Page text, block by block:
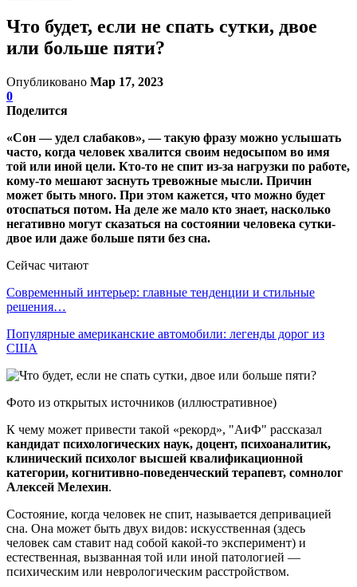
Что будет, если не спать сутки, двое
или больше пяти?
Опубликовано Мар 17, 2023
0
Поделится
«Сон — удел слабаков», — такую фразу можно услышать
часто, когда человек хвалится своим недосыпом во имя
той или иной цели. Кто-то не спит из-за нагрузки по работе,
кому-то мешают заснуть тревожные мысли. Причин
может быть много. При этом кажется, что можно будет
отоспаться потом. На деле же мало кто знает, насколько
негативно могут сказаться на состоянии человека сутки-
двое или даже больше пяти без сна.
Сейчас читают
Современный интерьер: главные тенденции и стильные
решения…
Популярные американские автомобили: легенды дорог из
США
Фото из открытых источников (иллюстративное)
К чему может привести такой «рекорд», "АиФ" рассказал
кандидат психологических наук, доцент, психоаналитик,
клинический психолог высшей квалификационной
категории, когнитивно-поведенческий терапевт, сомнолог
Алексей Мелехин.
Состояние, когда человек не спит, называется депривацией
сна. Она может быть двух видов: искусственная (здесь
человек сам ставит над собой какой-то эксперимент) и
естественная, вызванная той или иной патологией —
психическим или неврологическим расстройством.